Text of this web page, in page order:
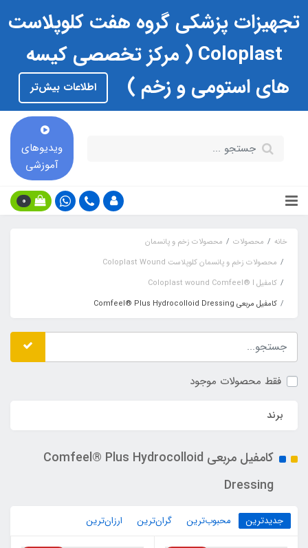
تجهیزات پزشکی گروه هفت کلوپلاست
Coloplast ( مرکز تخصصی کیسه
های استومی و زخم )
اطلاعات بیش‌تر
ویدیوهای
آموزشی
0
خانه محصولات
محصولات زخم و پانسمان
محصولات زخم و پانسمان کلوپلاست Coloplast Wound
کامفیل Coloplast wound Comfeel® l
کامفیل مربعی Comfeel® Plus Hydrocolloid Dressing
فقط محصولات موجود
برند
کامفیل مربعی Comfeel® Plus Hydrocolloid
Dressing
جدیدترین محبوب‌ترین گران‌ترین ارزان‌ترین